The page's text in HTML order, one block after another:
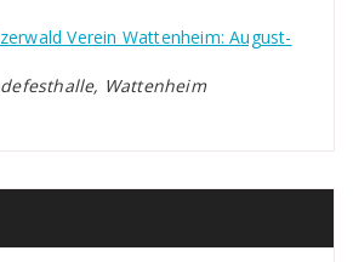
Verein Wattenheim: August-
Wattenheim